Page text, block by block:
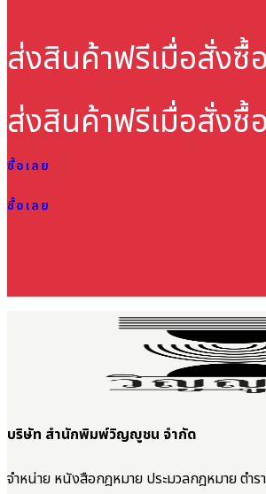
ส่งสินค้าฟรีเมื่อสั่ง
ส่งสินค้าฟรีเมื่อสั่ง
ซื้อเลย
ซื้อเลย
บริษัท สำนักพิมพ์วิญญูชน จำกัด
จำหน่าย หนังสือกฎหมาย ประมวลกฎหมาย ตำ